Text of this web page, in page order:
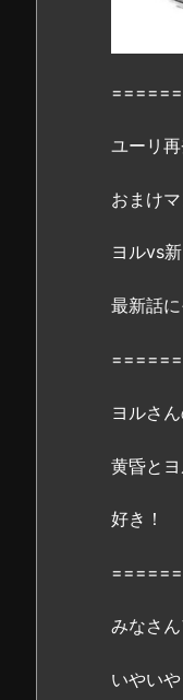
読
に…..
想・
ど
ろ」
紹
2.
P
A
I
Y
ユーリ
おまけマ
ヨルvs
最新話
ヨルさ
黄昏と
好き！
みなさ
いやい